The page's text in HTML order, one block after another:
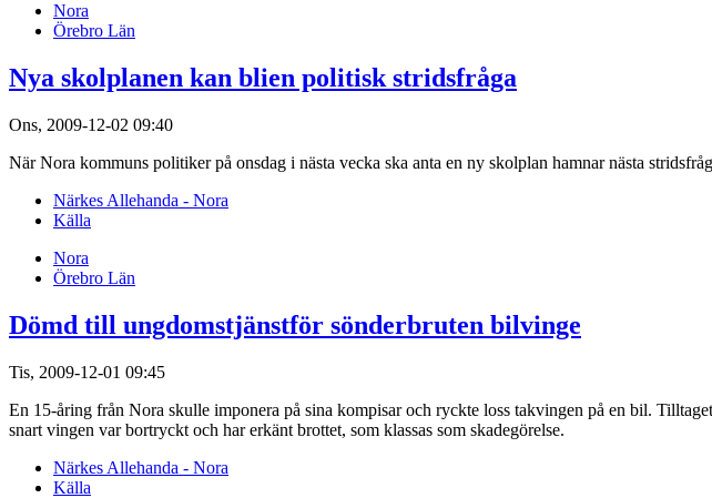
Nora
Örebro Län
Nya skolplanen kan blien politisk stridsfråga
Ons, 2009-12-02 09:40
När Nora kommuns politiker på onsdag i nästa vecka ska anta en ny skolplan hamnar nästa
Närkes Allehanda - Nora
Källa
Nora
Örebro Län
Dömd till ungdomstjänstför sönderbruten bilvinge
Tis, 2009-12-01 09:45
En 15-åring från Nora skulle imponera på sina kompisar och ryckte loss takvingen på en bil.
snart vingen var bortryckt och har erkänt brottet, som klassas som skadegörelse.
Närkes Allehanda - Nora
Källa